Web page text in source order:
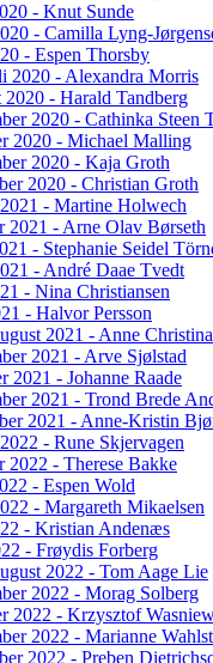
- Knut Sunde
- Camilla Lyng-
- Espen Thorsby
2020 - Alexandra Morris
2020 - Harald Tandberg
2020 - Cathinka Steen
2020 - Michael Malling
2020 - Kaja Groth
2020 - Christian Groth
- Martine Holwech
2021 - Arne Olav Børseth
- Stephanie Seidel
- André Daae Tvedt
- Nina Christiansen
- Halvor Persson
2021 - Anne
2021 - Arve Sjølstad
2021 - Johanne Raade
2021 - Trond Brede
2021 - Anne-Kristin
- Rune Skjervagen
2022 - Therese Bakke
- Espen Wold
- Margareth Mikaelsen
- Kristian Andenæs
- Frøydis Forberg
2022 - Tom Aage Lie
2022 - Morag Solberg
2022 - Krzysztof
2022 - Marianne
2022 - Preben